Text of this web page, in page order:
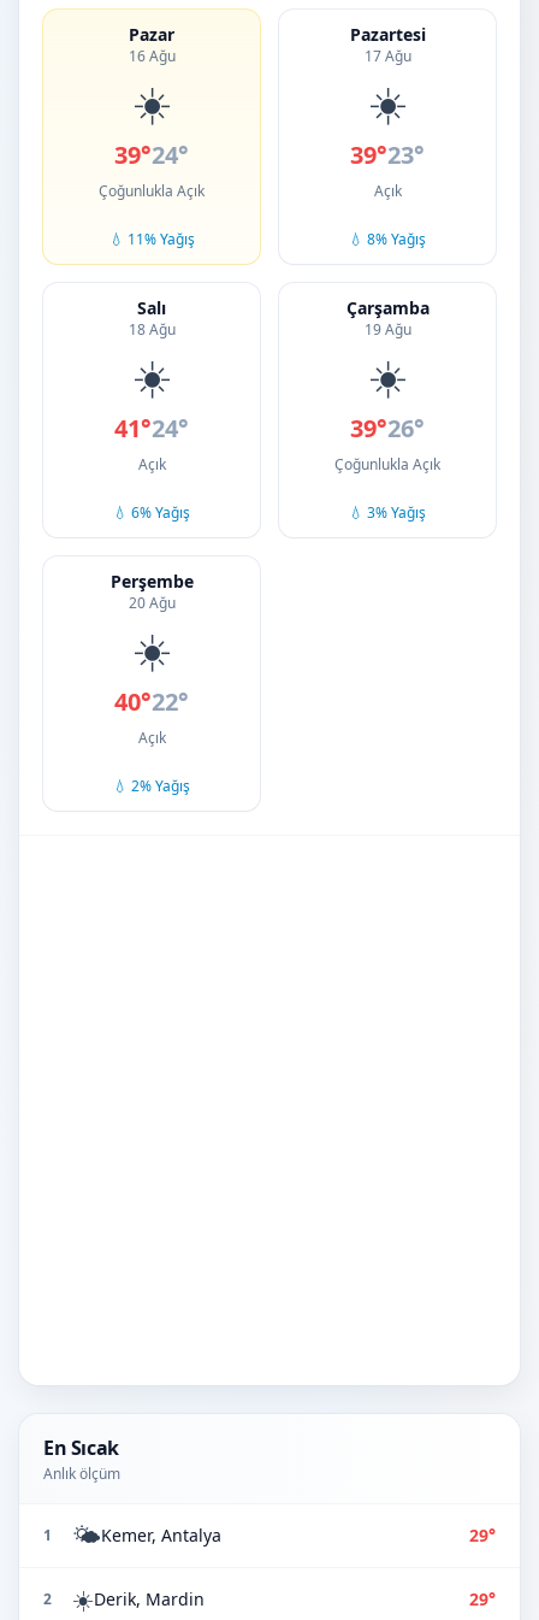
Pazar
16 Ağu
☀️
39°24°
Çoğunlukla Açık
💧 11% Yağış
Pazartesi
17 Ağu
☀️
39°23°
Açık
💧 8% Yağış
Salı
18 Ağu
☀️
41°24°
Açık
💧 6% Yağış
Çarşamba
19 Ağu
☀️
39°26°
Çoğunlukla Açık
💧 3% Yağış
Perşembe
20 Ağu
☀️
40°22°
Açık
💧 2% Yağış
En Sıcak
Anlık ölçüm
1 🌤️Kemer, Antalya 29°
2 ☀️Derik, Mardin 29°